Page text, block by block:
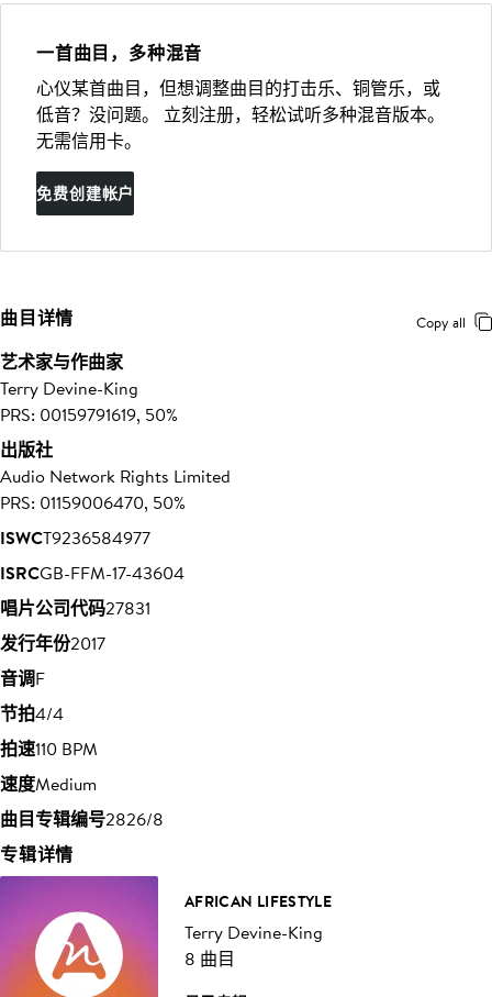
一首曲目，多种混音
心仪某首曲目，但想调整曲目的打击乐、铜管乐，或
低音？没问题。 立刻注册，轻松试听多种混音版本。
无需信用卡。
免费创建帐户
曲目详情 Copy all
艺术家与作曲家
Terry Devine-King
PRS: 00159791619, 50%
出版社
Audio Network Rights Limited
PRS: 01159006470, 50%
ISWCT9236584977
ISRCGB-FFM-17-43604
唱片公司代码27831
发行年份2017
音调F
节拍4/4
拍速110 BPM
速度Medium
曲目专辑编号2826/8
专辑详情
AFRICAN LIFESTYLE
Terry Devine-King
8 曲目